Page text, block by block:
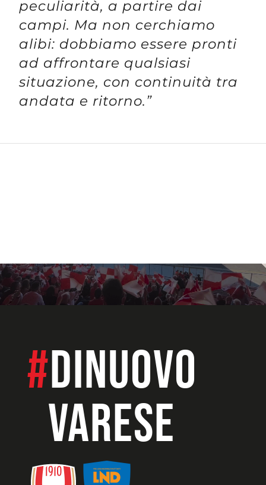
peculiarità, a partire dai
campi. Ma non cerchiamo
alibi: dobbiamo essere pronti
ad affrontare qualsiasi
situazione, con continuità tra
andata e ritorno.”
#dinuovo
VARESE